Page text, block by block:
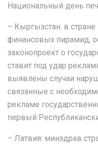
Национальный день
– Кыргызстан: в
финансовых пирамид;
законопроект о
ставит под удар
выявлены случаи
связанные с
рекламе
первый
– Латвия: минздрав